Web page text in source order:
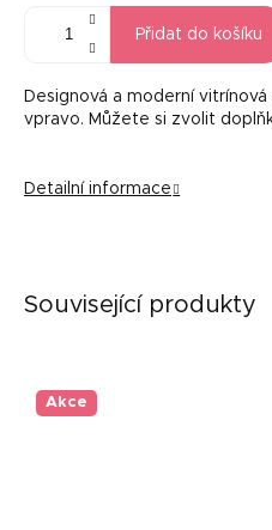
Přidat do košíku
Designová a moderní
vpravo. Můžete si zvolit
Detailní informace
Související produkty
Akce